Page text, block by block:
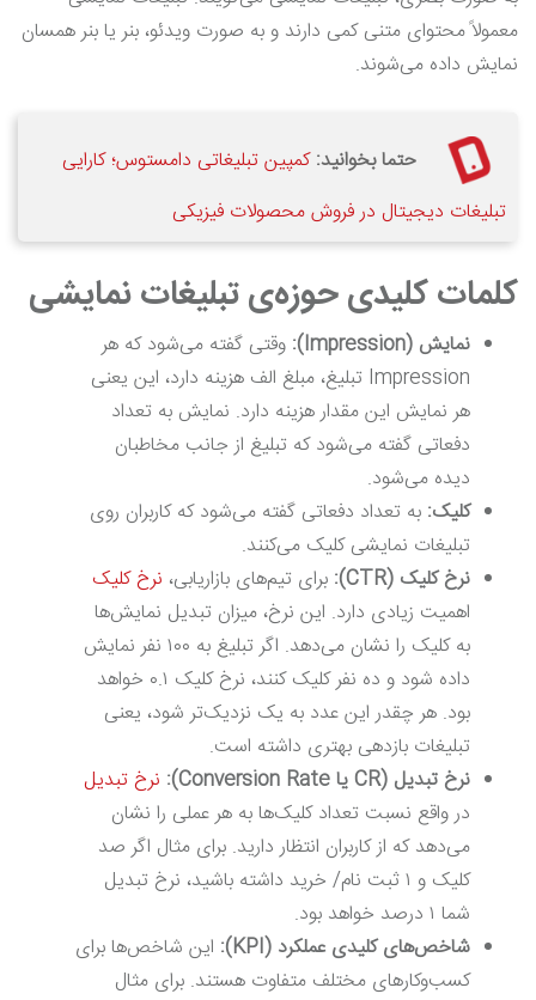
معمولاً محتوای متنی کمی دارند و به صورت ویدئو، بنر یا بنر همسان
نمایش داده می‌شوند.
حتما بخوانید: کمپین تبلیغاتی دامستوس؛ کارایی
تبلیغات دیجیتال در فروش محصولات فیزیکی
کلمات کلیدی حوزه‌ی تبلیغات نمایشی
نمایش (Impression
): وقتی گفته می‌شود که هر
Impression تبلیغ، مبلغ الف هزینه دارد، این یعنی
هر نمایش این مقدار هزینه دارد. نمایش به تعداد
دفعاتی گفته می‌شود که تبلیغ از جانب مخاطبان
دیده می‌شود.
کلیک: به تعداد دفعاتی گفته می‌شود که کاربران روی
تبلیغات نمایشی کلیک می‌کنند.
نرخ کلیک (CTR
): برای تیم‌های بازاریابی، نرخ کلیک
اهمیت زیادی دارد. این نرخ، میزان تبدیل نمایش‌ها
به کلیک را نشان می‌دهد. اگر تبلیغ به ۱۰۰ نفر نمایش
داده شود و ده نفر کلیک کنند، نرخ کلیک ۰.۱ خواهد
بود. هر چقدر این عدد به یک نزدیک‌تر شود، یعنی
تبلیغات بازدهی بهتری داشته است.
نرخ تبدیل (CRیاConversion Rate
): نرخ تبدیل
در واقع نسبت تعداد کلیک‌ها به هر عملی را نشان
می‌دهد که از کاربران انتظار دارید. برای مثال اگر صد
کلیک و ۱ ثبت نام/ خرید داشته باشید، نرخ تبدیل
شما ۱ درصد خواهد بود.
شاخص‌های کلیدی عملکرد (KPI
): این شاخص‌ها برای
کسب‌وکارهای مختلف متفاوت هستند. برای مثال